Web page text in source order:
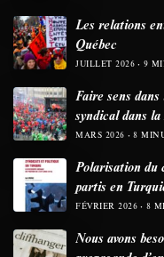
Les relations
Québec
JUILLET 2026 9
Faire sens
syndical dans
MARS 2026 8
Polarisation du
partis en
FÉVRIER 2026 8
Nous avons